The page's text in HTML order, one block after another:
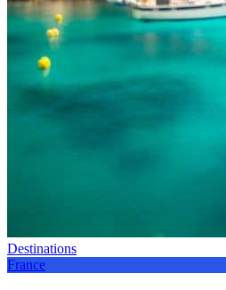
Destinations
France